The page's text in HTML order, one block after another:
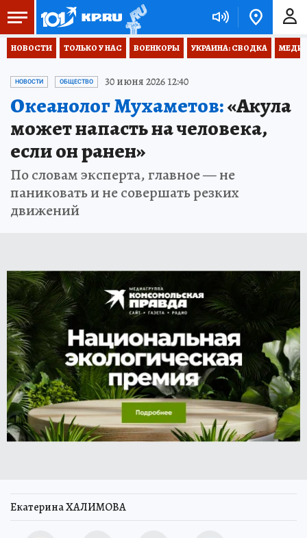
НОВОСТИ ТОЛЬКО У НАС ВОЕНКОРЫ УКРАИНА: СВОДКА
НОВОСТИ ОБЩЕСТВО 30 июня 2026 12:40
Океанолог Мухаметов:«Акула
может напасть на человека,
если он ранен»
По словам эксперта, главное — не
паниковать и не совершать резких
движений
Екатерина ХАЛИМОВА